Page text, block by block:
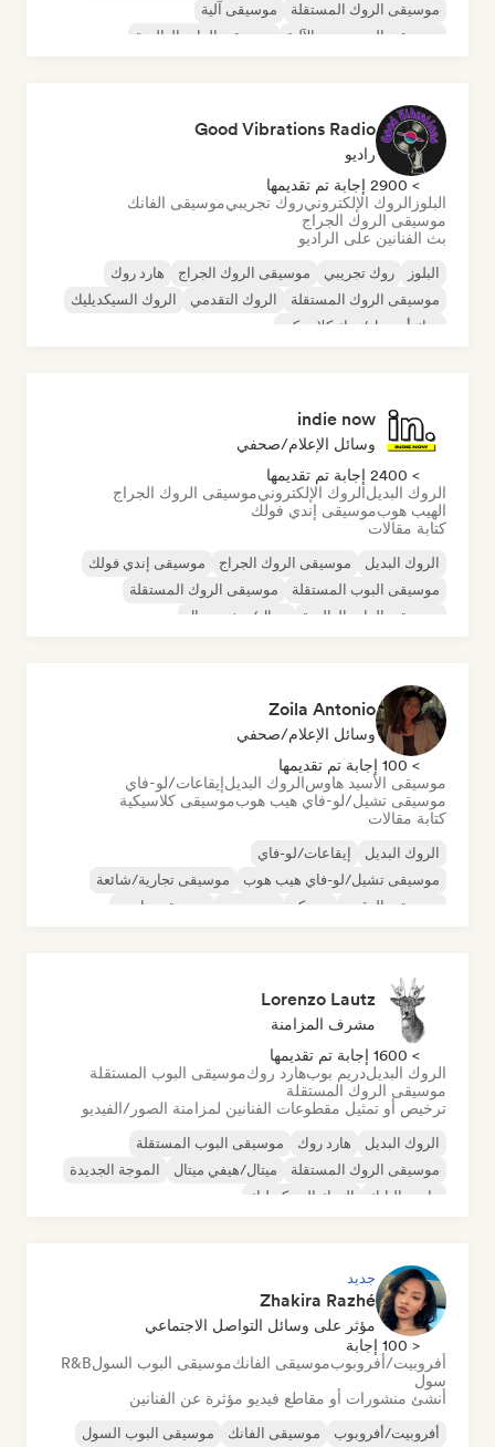
موسيقى الروك المستقلة
موسيقى آلية
موسيقى الهيب هوب الآلية
موسيقى الراب العالمية
Good Vibrations Radio
راديو
> 2900 إجابة تم تقديمها
البلوز الروك الإلكترونيروك تجريبيموسيقى الفانك
موسيقى الروك الجراج
بث الفنانين على الراديو
البلوز روك تجريبي موسيقى الروك الجراج
هارد روك
موسيقى الروك المستقلة
الروك التقدمي
الروك السيكديليك
روك أند رول/روك كلاسيكي
indie now
وسائل الإعلام/صحفي
> 2400 إجابة تم تقديمها
الروك البديلالروك الإلكترونيموسيقى الروك الجراج
الهيب هوبموسيقى إندي فولك
كتابة مقالات
الروك البديل موسيقى الروك الجراج
موسيقى إندي فولك
موسيقى البوب المستقلة
موسيقى الروك المستقلة
موسيقى الراب العالمية
ميتال/هيفي ميتال
Zoila Antonio
وسائل الإعلام/صحفي
> 100 إجابة تم تقديمها
موسيقى الأسيد هاوسالروك البديلإيقاعات/لو-فاي
موسيقى تشيل/لو-فاي هيب هوبموسيقى كلاسيكية
كتابة مقالات
الروك البديل
إيقاعات/لو-فاي
موسيقى تشيل/لو-فاي هيب هوب
موسيقى تجارية/شائعة
موسيقى الرقص
ديسكو موسيقى هاوس
Lorenzo Lautz
مشرف المزامنة
> 1600 إجابة تم تقديمها
الروك البديلدريم بوبهارد روكموسيقى البوب المستقلة
موسيقى الروك المستقلة
ترخيص أو تمثيل مقطوعات الفنانين لمزامنة الصور/الفيديو
الروك البديل هارد روك
موسيقى البوب المستقلة
موسيقى الروك المستقلة
ميتال/هيفي ميتال
الموجة الجديدة
ما بعد البانك
الروك السيكديليك
جديد
Zhakira Razhé
مؤثر على وسائل التواصل الاجتماعي
< 100 إجابة
أفروبيت/أفروبوبموسيقى الفانكموسيقى البوب السولR&B
سول
أنشئ منشورات أو مقاطع فيديو مؤثرة عن الفنانين
أفروبيت/أفروبوب موسيقى الفانك موسيقى البوب السول